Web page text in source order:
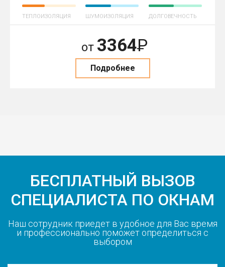
ТЕПЛОИЗОЛЯЦИЯ ШУМОИЗОЛЯЦИЯ ДОЛГОВЕЧНОСТЬ
от 3364Р
Подробнее
БЕСПЛАТНЫЙ ВЫЗОВ
СПЕЦИАЛИСТА ПО ОКНАМ
Наш сотрудник приедет в удобное для Вас время
и профессионально поможет определиться с
выбором